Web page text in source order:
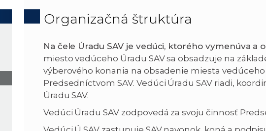
Organizačná štruktúra
Na čele Úradu SAV je vedúci, ktorého vymenúva a
miesto vedúceho Úradu SAV sa obsadzuje na
výberového konania na obsadenie miesta vedúceho
Predsedníctvom SAV. Vedúci Úradu SAV riadi,
Úradu SAV.
Vedúci Úradu SAV zodpovedá za svoju činnosť